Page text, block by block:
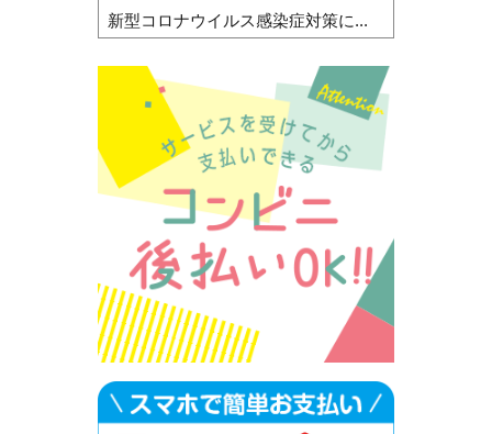
新型コロナウイルス感染症対策に...